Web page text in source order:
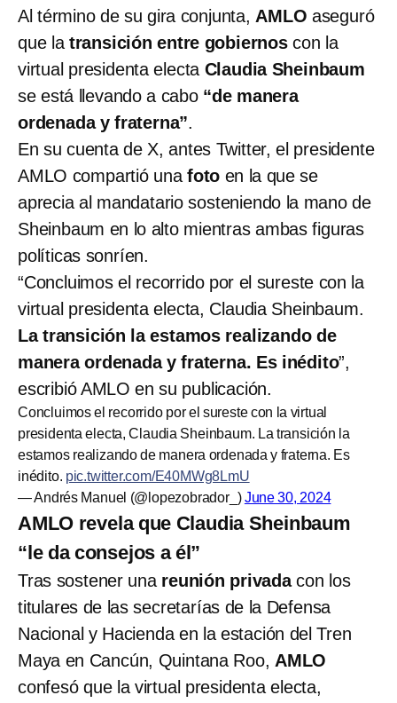
Al término de su gira conjunta, AMLO aseguró
que la transición entre gobiernoscon la
virtual presidenta electa Claudia Sheinbaum
se está llevando a cabo“de manera
ordenada y fraterna”.
En su cuenta de X, antes Twitter, el presidente
AMLO compartió unafoto en la que se
aprecia al mandatario sosteniendo la mano de
Sheinbaum en lo alto mientras ambas figuras
políticas sonríen.
“Concluimos el recorrido por el sureste con la
virtual presidenta electa, Claudia Sheinbaum.
La transición la estamos realizando de
manera ordenada y fraterna. Es inédito”,
escribió AMLO en su publicación.
Concluimos el recorrido por el sureste con la virtual
presidenta electa, Claudia Sheinbaum. La transición la
estamos realizando de manera ordenada y fraterna. Es
inédito. pic.twitter.com/E40MWg8LmU
— Andrés Manuel (@lopezobrador_)June 30, 2024
AMLO revela que Claudia Sheinbaum
“le da consejos a él”
Tras sostener una reunión privadacon los
titulares de las secretarías de la Defensa
Nacional y Hacienda en la estación del Tren
Maya en Cancún, Quintana Roo, AMLO
confesó que la virtual presidenta electa,